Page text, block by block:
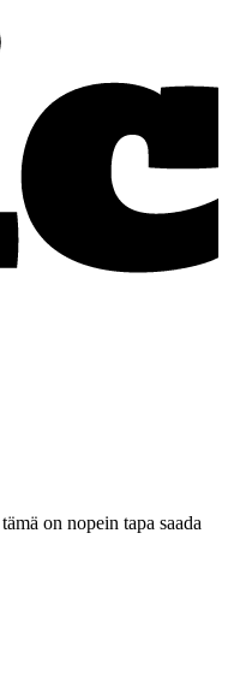
on nopein tapa saada